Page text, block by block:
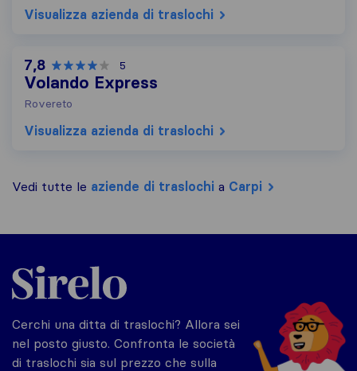
Visualizza azienda di traslochi
7,8 5
Volando Express
Rovereto
Visualizza azienda di traslochi
Vedi tutte le aziende di traslochi a Carpi
Sirelo.it
Cerchi una ditta di traslochi? Allora sei
nel posto giusto. Confronta le società
di traslochi sia sul prezzo che sulla